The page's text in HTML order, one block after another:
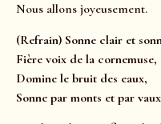
Nous allons joyeusement.
(Refrain) Sonne clair et
Fière voix de la cornemuse,
Domine le bruit des eaux,
Sonne par monts et par